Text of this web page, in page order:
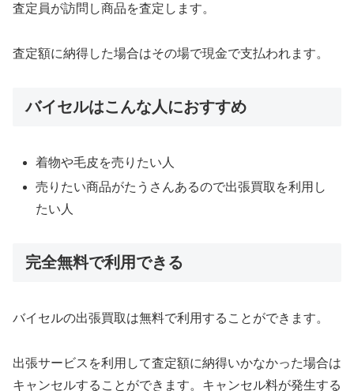
査定員が訪問し商品を査定します。
査定額に納得した場合はその場で現金で支払われます。
バイセルはこんな人におすすめ
着物や毛皮を売りたい人
売りたい商品がたうさんあるので出張買取を利用し
たい人
完全無料で利用できる
バイセルの出張買取は無料で利用することができます。
出張サービスを利用して査定額に納得いかなかった場合は
キャンセルすることができます。キャンセル料が発生する